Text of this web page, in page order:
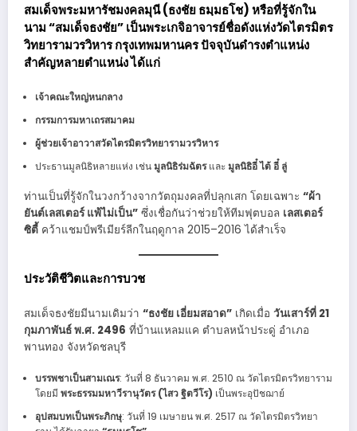
สมเด็จพระมหารัชมงคลมุนี (ธงชัย ธมฺมธโช)หรือที่รู้จักใน
นาม“สมเด็จธงชัย”เป็นพระเกจิอาจารย์ชื่อดังแห่งวัดไตรมิตร
วิทยารามวรวิหาร กรุงเทพมหานคร ปัจจุบันดำรงตำแหน่ง
สำคัญหลายตำแหน่ง ได้แก่
เจ้าคณะใหญ่หนกลาง
กรรมการมหาเถรสมาคม
ผู้ช่วยเจ้าอาวาสวัดไตรมิตรวิทยารามวรวิหาร
ประธานมูลนิธิหลายแห่ง เช่นมูลนิธิร่มฉัตรและมูลนิธิอี๋ ไต้ อี๋ ลู่
ท่านเป็นที่รู้จักในวงกว้างจากวัตถุมงคลที่ปลุกเสก โดยเฉพาะ “ผ้า
ยันต์เลสเตอร์ แพ้ไม่เป็น” ซึ่งเชื่อกันว่าช่วยให้ทีมฟุตบอล เลสเตอร์
ซิตี้ คว้าแชมป์พรีเมียร์ลีกในฤดูกาล 2015–2016 ได้สำเร็จ
ประวัติชีวิตและการบวช
สมเด็จธงชัยมีนามเดิมว่า “ธงชัย เอี่ยมสอาด” เกิดเมื่อ วันเสาร์ที่ 21
กุมภาพันธ์ พ.ศ. 2496 ที่บ้านแหลมแค ตำบลหน้าประดู่ อำเภอ
พานทอง จังหวัดชลบุรี
บรรพชาเป็นสามเณร: วันที่ 8 ธันวาคม พ.ศ. 2510 ณ วัดไตรมิตรวิทยาราม
โดยมี พระธรรมมหาวีรานุวัตร (ไสว ฐิตวีโร) เป็นพระอุปัชฌาย์
อุปสมบทเป็นพระภิกษุ: วันที่ 19 เมษายน พ.ศ. 2517 ณ วัดไตรมิตรวิทยา